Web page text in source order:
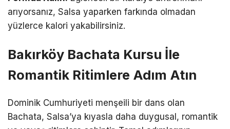
arıyorsanız, Salsa yaparken farkında olmadan
yüzlerce kalori yakabilirsiniz.
Bakırköy Bachata Kursu İle
Romantik Ritimlere Adım Atın
Dominik Cumhuriyeti menşeili bir dans olan
Bachata, Salsa’ya kıyasla daha duygusal, romantik